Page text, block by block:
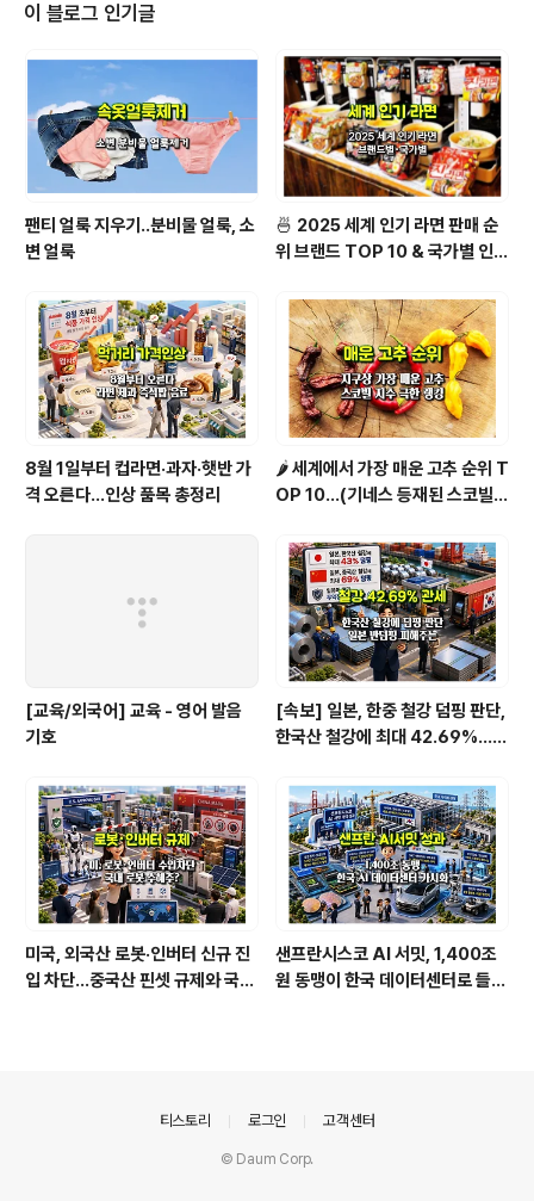
이 블로그 인기글
팬티 얼룩 지우기..분비물 얼룩, 소
변 얼룩
🍜 2025 세계 인기 라면 판매 순
위 브랜드 TOP 10 & 국가별 인기
8월 1일부터 컵라면·과자·햇반 가
격 오른다…인상 품목 총정리
🌶️ 세계에서 가장 매운 고추 순위 T
OP 10...(기네스 등재된 스코빌
[교육/외국어] 교육 - 영어 발음
기호
[속보] 일본, 한중 철강 덤핑 판단,
한국산 철강에 최대 42.69%…직
미국, 외국산 로봇·인버터 신규 진
입 차단…중국산 핀셋 규제와 국내
샌프란시스코 AI 서밋, 1,400조
원 동맹이 한국 데이터센터로 들어
티스토리 로그인 고객센터
© Daum Corp.